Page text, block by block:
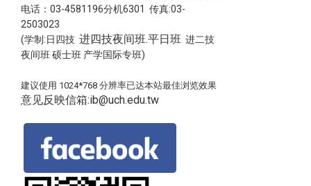
电话：03-4581196分机6301 传真:03-
2503023
(学制:日四技进四技夜间班.平日班 进二技
夜间班 硕士班 产学国际专班)
建议使用 1024*768 分辨率已达本站最佳浏览效果
意见反映信箱:ib@uch.edu.tw